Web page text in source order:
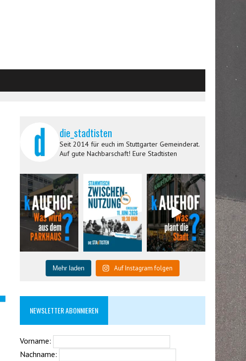
die_stadtisten
Seit 2014 für euch im Stuttgarter Gemeinderat.
Auf gute Nachbarschaft! Eure Stadtisten
Mehr laden Auf Instagram folgen
NEWSLETTER ABONNIEREN
Vorname:
Nachname: